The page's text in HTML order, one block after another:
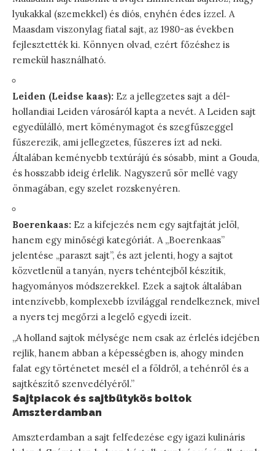
lyukakkal (szemekkel) és diós, enyhén édes ízzel. A
Maasdam viszonylag fiatal sajt, az 1980-as években
fejlesztették ki. Könnyen olvad, ezért főzéshez is
remekül használható.
Leiden (Leidse kaas): Ez a jellegzetes sajt a dél-
hollandiai Leiden városáról kapta a nevét. A Leiden sajt
egyedülálló, mert köménymagot és szegfűszeggel
fűszerezik, ami jellegzetes, fűszeres ízt ad neki.
Általában keményebb textúrájú és sósabb, mint a Gouda,
és hosszabb ideig érlelik. Nagyszerű sör mellé vagy
önmagában, egy szelet rozskenyéren.
Boerenkaas: Ez a kifejezés nem egy sajtfajtát jelöl,
hanem egy minőségi kategóriát. A „Boerenkaas”
jelentése „paraszt sajt”, és azt jelenti, hogy a sajtot
közvetlenül a tanyán, nyers tehéntejből készítik,
hagyományos módszerekkel. Ezek a sajtok általában
intenzívebb, komplexebb ízvilággal rendelkeznek, mivel
a nyers tej megőrzi a legelő egyedi ízeit.
„A holland sajtok mélysége nem csak az érlelés idejében
rejlik, hanem abban a képességben is, ahogy minden
falat egy történetet mesél el a földről, a tehénről és a
sajtkészítő szenvedélyéről.”
Sajtpiacok és sajtbütykös boltok
Amszterdamban
Amszterdamban a sajt felfedezése egy igazi kulináris